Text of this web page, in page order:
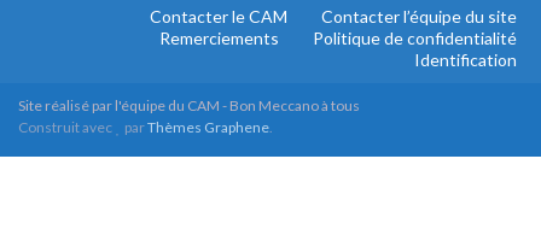
Contacter le CAM
Contacter l’équipe du site
Remerciements
Politique de confidentialité
Identification
Site réalisé par l'équipe du CAM - Bon Meccano à tous
Construit avec
parThèmes Graphene.